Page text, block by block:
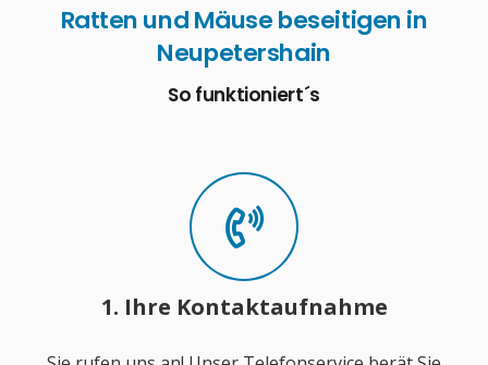
Ratten und Mäuse beseitigen in
Neupetershain
So funktioniert´s
1. Ihre Kontaktaufnahme